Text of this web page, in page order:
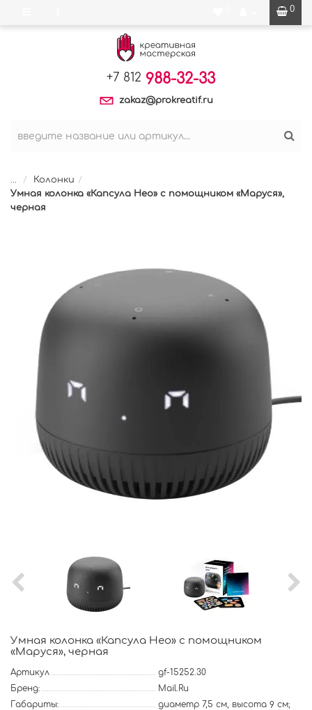
0
+7 812 988-32-33
zakaz@prokreatif.ru
...
Колонки
Умная колонка «Капсула Нео» с помощником «Маруся»,
черная
Умная колонка «Капсула Нео» с помощником
«Маруся», черная
Артикул
gf-15252.30
Бренд:
Mail.Ru
Габариты:
диаметр 7,5 см, высота 9 см;